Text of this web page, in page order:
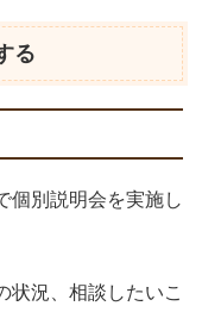
る
個別説明会を実施し
状況、相談したいこ